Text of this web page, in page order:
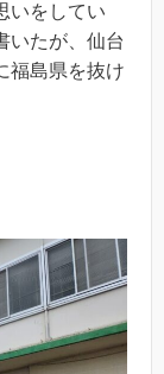
いをしてい
いたが、仙台
福島県を抜け